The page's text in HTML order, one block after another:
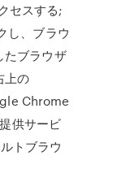
セスする;
し、ブラウ
たブラウザ
上の
Chrome
供サービ
トブラウ